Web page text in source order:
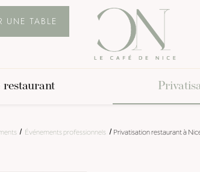
UNE TABLE
restaurant
Événements professionnels Privatisation restaurant à